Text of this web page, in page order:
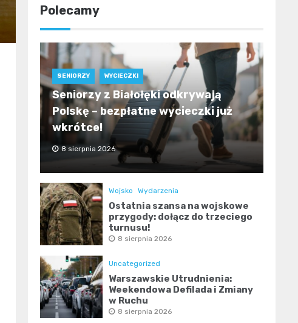
Polecamy
SENIORZY WYCIECZKI
Seniorzy z Białołęki odkrywają
Polskę – bezpłatne wycieczki już
wkrótce!
8 sierpnia 2026
Wojsko Wydarzenia
Ostatnia szansa na wojskowe
przygody: dołącz do trzeciego
turnusu!
8 sierpnia 2026
Uncategorized
Warszawskie Utrudnienia:
Weekendowa Defilada i Zmiany
w Ruchu
8 sierpnia 2026